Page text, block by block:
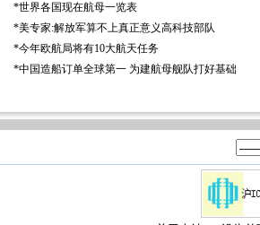
*世界各国现在航母一览表
*美专家:解放军算不上真正意义高科技部队
*今年欧航局将有10大航天任务
*中国造船订单全球第一 为建航母舰队打好基础